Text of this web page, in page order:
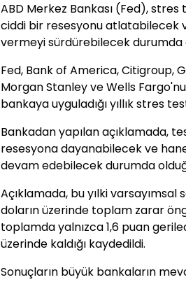
ABD Merkez Bankası (Fed),
ciddi bir resesyonu atlatabilecek
vermeyi sürdürebilecek durumda
Fed, Bank of America, Citigroup,
Morgan Stanley ve Wells
bankaya uyguladığı yıllık stres
Bankadan yapılan açıklamada,
resesyona dayanabilecek ve
devam edebilecek durumda
Açıklamada, bu yılki
doların üzerinde toplam zarar
toplamda yalnızca 1,6 puan
üzerinde kaldığı kaydedildi.
Sonuçların büyük bankaların